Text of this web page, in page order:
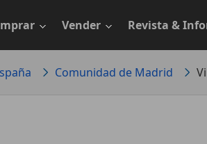
Vender Revista &
Comunidad de Madrid